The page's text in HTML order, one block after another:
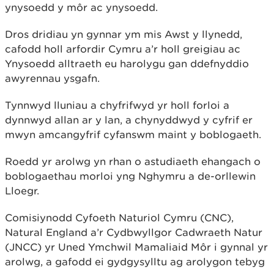
ynysoedd y môr ac ynysoedd.
Dros dridiau yn gynnar ym mis Awst y llynedd,
cafodd holl arfordir Cymru a’r holl greigiau ac
Ynysoedd alltraeth eu harolygu gan ddefnyddio
awyrennau ysgafn.
Tynnwyd lluniau a chyfrifwyd yr holl forloi a
dynnwyd allan ar y lan, a chynyddwyd y cyfrif er
mwyn amcangyfrif cyfanswm maint y boblogaeth.
Roedd yr arolwg yn rhan o astudiaeth ehangach o
boblogaethau morloi yng Nghymru a de-orllewin
Lloegr.
Comisiynodd Cyfoeth Naturiol Cymru (CNC),
Natural England a’r Cydbwyllgor Cadwraeth Natur
(JNCC) yr Uned Ymchwil Mamaliaid Môr i gynnal yr
arolwg, a gafodd ei gydgysylltu ag arolygon tebyg